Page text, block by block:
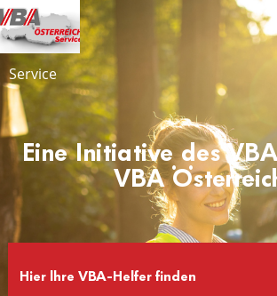
Service
Eine Initiative des
VBA
Hier lhre VBA-Helfer finden